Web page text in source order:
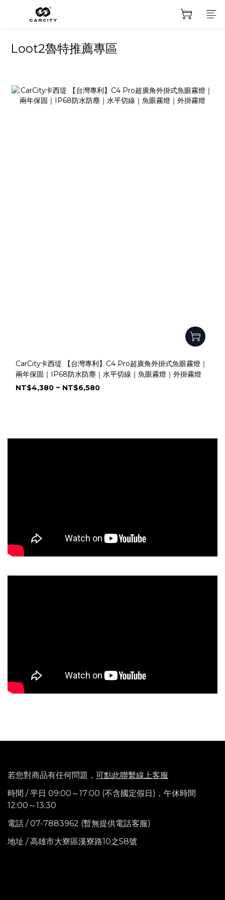
Loot2魯特推薦專區
CarCity卡西堤 【台灣專利】C4 Pro超廣角外掛式魚眼霧燈｜
兩年保固｜IP68防水防塵｜水平切線｜魚眼霧燈｜外掛霧燈
NT$4,380 ~ NT$6,580
若您對商品有任何問題， 可點此聯繫線上客服
時間 / 平日 09:00～17:00 (不含國定假日)， 午休時間
12:00～13:30
電話 / 07-7883962 (暫無提供電話客服)
地址 / 高雄市大寮區溪寮路10之58號